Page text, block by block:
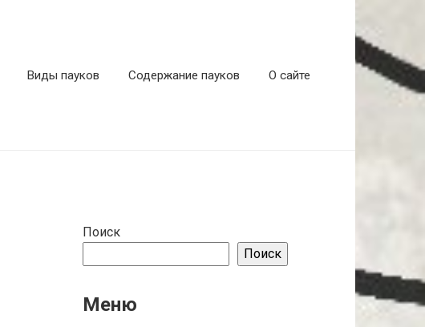
Виды пауков Содержание пауков О сайте
Поиск
Поиск
Меню